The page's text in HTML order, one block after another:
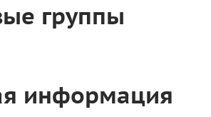
группы
информация